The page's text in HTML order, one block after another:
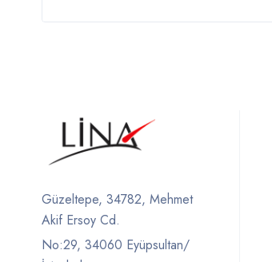
Güzeltepe, 34782, Mehmet
Akif Ersoy Cd.
No:29, 34060 Eyüpsultan/